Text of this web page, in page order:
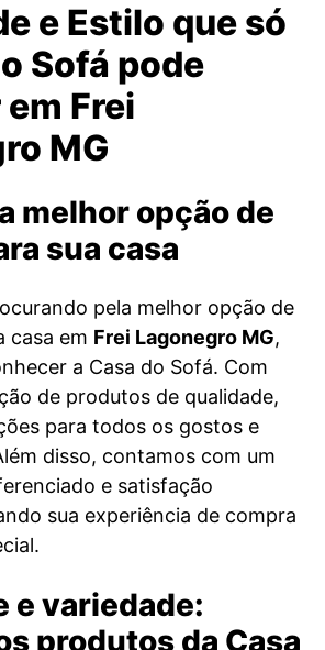
e Estilo que só
Sofá pode
Frei
MG
melhor opção de
sua casa
pela melhor opção de
casa em Frei Lagonegro MG,
a Casa do Sofá. Com
de produtos de qualidade,
para todos os gostos e
disso, contamos com um
e satisfação
sua experiência de compra
e variedade:
produtos da Casa